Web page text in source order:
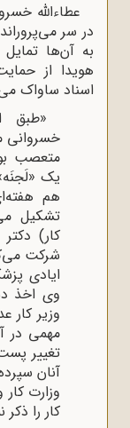
عطاءالله
در سر
به آن‌ها
هویدا از
اسناد ساواک
«طبق
خسروانی
متعصب
یک
هم
تشکیل
کار)
شرکت
ایادی
وی اخذ
وزیر کار
مهمی در
تغییر
آنان
وزارت
کار را ذکر